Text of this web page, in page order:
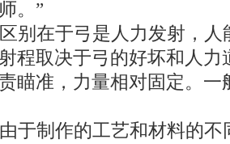
。”
别在于弓是人力发射，人
程取决于弓的好坏和人力
瞄准，力量相对固定。一
于制作的工艺和材料的不